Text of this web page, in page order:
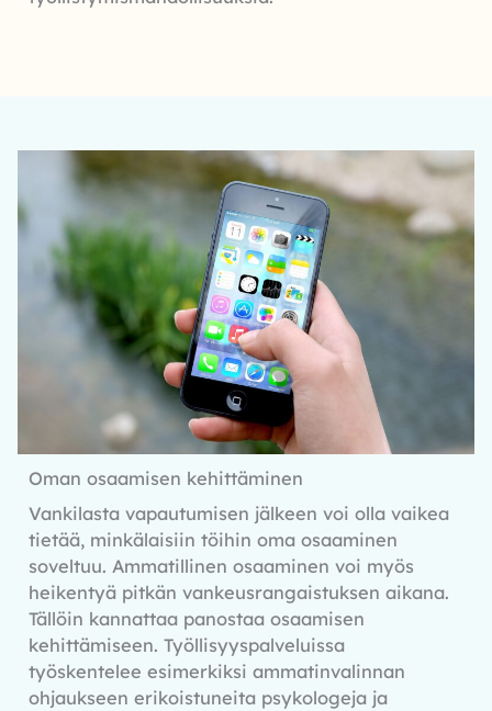
Oman osaamisen kehittäminen
Vankilasta vapautumisen jälkeen voi olla vaikea
tietää, minkälaisiin töihin oma osaaminen
soveltuu. Ammatillinen osaaminen voi myös
heikentyä pitkän vankeusrangaistuksen aikana.
Tällöin kannattaa panostaa osaamisen
kehittämiseen. Työllisyyspalveluissa
työskentelee esimerkiksi ammatinvalinnan
ohjaukseen erikoistuneita psykologeja ja